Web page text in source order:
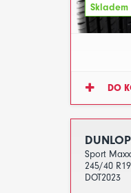
Skladem
DO
DUNLOP
Sport
245/40
DOT2023